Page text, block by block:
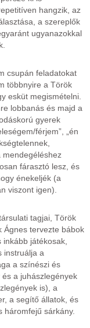
hangzik, az
a szereplők
ugyanazokkal
csupán feladatokat
többnyire a Török
esküt megismételni.
lobbanás és majd a
gyerek
férjem”, „én
mendegéléshez
fárasztó lesz, és
énekeljék (a
viszont igen).
tagjai, Török
Ágnes tervezte bábok
játékosak,
instruálja a
a színészi és
a juhászlegények
is), a
a segítő állatok, és
háromfejű sárkány.